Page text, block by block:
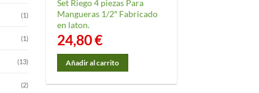
(1)
(1)
(13)
(2)
Set Riego 4 piezas Para
Mangueras 1/2″ Fabricado
en laton.
24,80€
Añadir al carrito